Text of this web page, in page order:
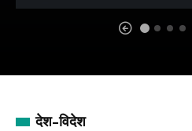
देश-विदेश